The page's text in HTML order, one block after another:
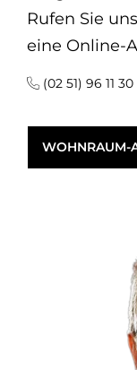
Rufen Sie
eine Online-
(02 51) 96 11 30
WOHNRAUM-